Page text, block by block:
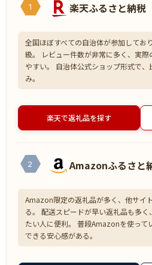
1 楽天ふるさと納税
全国ほぼすべての自治体が参加してお
級。 レビュー件数が非常に多く、実
やすい。 自治体公式ショップ形式で
み。
楽天で返礼品を探す
2 Amazonふるさと
Amazon限定の返礼品が多く、他サイ
る。 配送スピードが早い返礼品も多
たい人に便利。 普段Amazonを使って
できる安心感がある。